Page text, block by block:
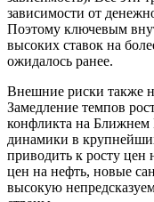
зависимости от
Поэтому ключевым
высоких ставок на
ожидалось ранее.
Внешние риски также
Замедление темпов
конфликта на Ближнем
динамики в
приводить к росту цен
цен на нефть, новые
высокую